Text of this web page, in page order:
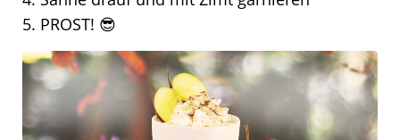
5. PROST! 😎